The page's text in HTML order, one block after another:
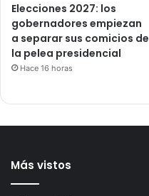
Elecciones 2027: los
gobernadores empiezan
a separar sus comicios de
la pelea presidencial
Hace 16 horas
Más vistos